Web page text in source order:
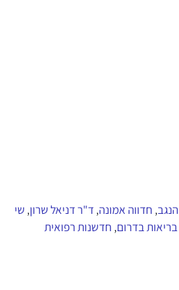
הנגב, חדווה אמונה, ד"ר דניאל שרון, שי
בריאות בדרום, חדשנות רפואית